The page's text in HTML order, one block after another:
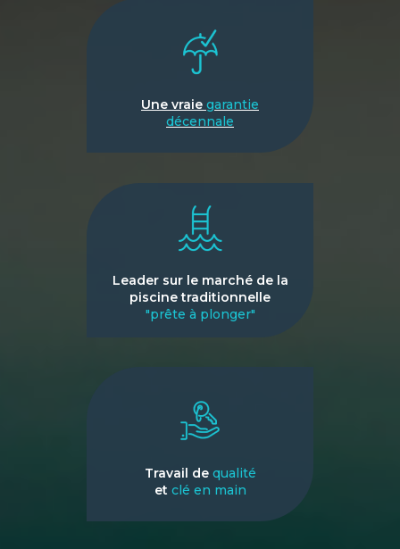
Une vraie garantie
décennale
Leader sur le marché de la
piscine traditionnelle
"prête à plonger"
Travail de qualité
et clé en main